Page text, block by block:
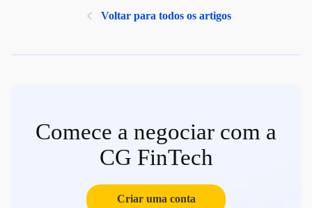
Voltar para todos os artigos
Comece a negociar com a
CG FinTech
Criar uma conta